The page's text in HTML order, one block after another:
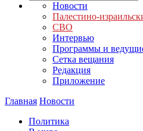
Новости
Палестино-
СВО
Интервью
Программы и
Сетка вещания
Редакция
Приложение
Главная Новости
Политика